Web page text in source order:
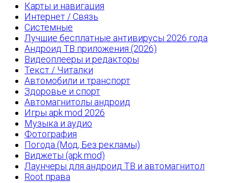
Карты и навигация
Интернет / Связь
Системные
Лучшие бесплатные антивирусы 2026 года
Андроид ТВ приложения (2026)
Видеоплееры и редакторы
Текст / Читалки
Автомобили и транспорт
Здоровье и спорт
Автомагнитолы андроид
Игры apk mod 2026
Музыка и аудио
Фотография
Погода (Мод, Без рекламы)
Виджеты (apk mod)
Лаунчеры для андроид ТВ и автомагнитол
Root права